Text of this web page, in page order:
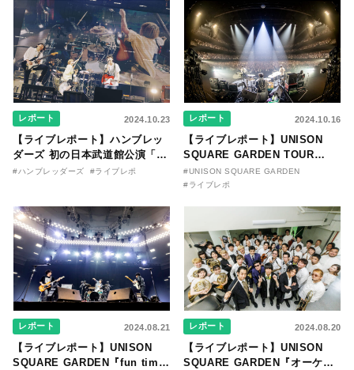
必見の舞台を見逃すな！
レポート 2024.10.23
【ライブレポート】ハンブレッ
ダーズ 初の日本武道館公演「放
課後Bタイム 〜15th
#ハンブレッダーズ #ライブレポ
レポート 2024.10.16
【ライブレポート】UNISON
SQUARE GARDEN TOUR
2024 “20th BEST MACHINE”
#UNISON SQUARE GARDEN
#ライブレポ
レポート 2024.08.21
【ライブレポート】UNISON
SQUARE GARDEN『fun time
レポート 2024.08.20
【ライブレポート】UNISON
SQUARE GARDEN『オーケス